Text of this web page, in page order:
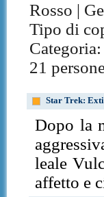
Rosso |
Tipo di
Categoria:
21
Star Trek:
Dopo la
leale
affetto e